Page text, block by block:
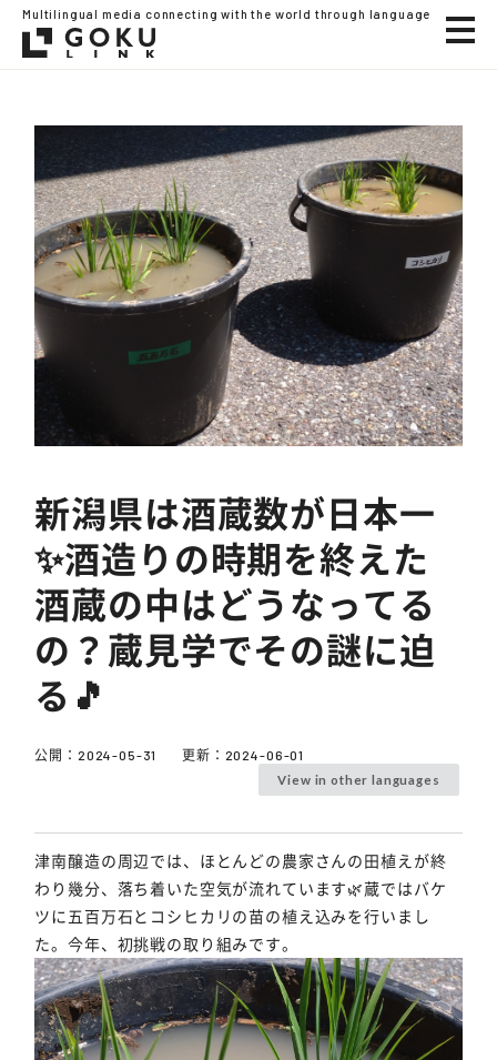
Multilingual media connecting with the world through language
新潟県は酒蔵数が日本一
✨酒造りの時期を終えた
酒蔵の中はどうなってる
の？蔵見学でその謎に迫
る🎵
公開： 2024-05-31 更新： 2024-06-01
View in other languages
津南醸造の周辺では、ほとんどの農家さんの田植えが終
わり幾分、落ち着いた空気が流れています🌿蔵ではバケ
ツに五百万石とコシヒカリの苗の植え込みを行いまし
た。今年、初挑戦の取り組みです。